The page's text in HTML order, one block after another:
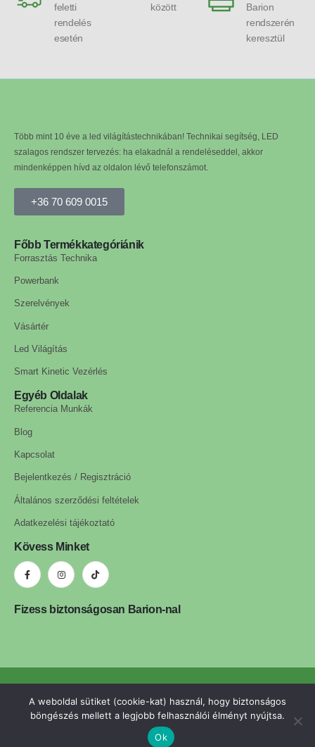
feletti
rendelés
esetén
között
Barion
rendszerén
keresztül
Több mint 10 éve a led világítástechnikában! Technikai segítség, LED
szalagos rendszer tervezés: ha elakadnál a rendeléseddel, akkor
mindenképpen hívd az oldalon lévő telefonszámot.
+36 70 609 0015
Főbb Termékkategóriánik
Forrasztás Technika
Powerbank
Szerelvények
Vásártér
Led Világítás
Smart Kinetic Vezérlés
Egyéb Oldalak
Referencia Munkák
Blog
Kapcsolat
Bejelentkezés / Regisztráció
Általános szerződési feltételek
Adatkezelési tájékoztató
Kövess Minket
Fizess biztonságosan Barion-nal
ledls.hu © 2025. Minden jog fenntartva. | A weboldalt készítette:
omgcreative.hu
A weboldal sütiket (cookie-kat) használ, hogy biztonságos
böngészés mellett a legjobb felhasználói élményt nyújtsa.
Ok